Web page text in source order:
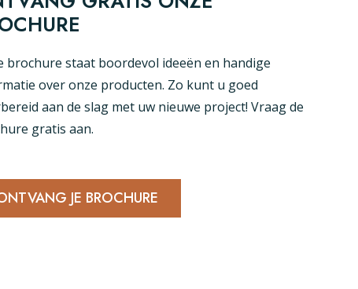
brochure staat boordevol ideeën en handige
over onze producten. Zo kunt u goed
aan de slag met uw nieuwe project! Vraag de
gratis aan.
JE BROCHURE